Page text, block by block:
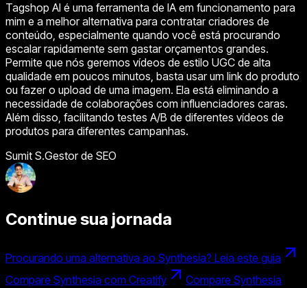
Tagshop AI é uma ferramenta de IA em funcionamento para
mim e a melhor alternativa para contratar criadores de
conteúdo, especialmente quando você está procurando
escalar rapidamente sem gastar orçamentos grandes.
Permite que nós geremos vídeos de estilo UGC de alta
qualidade em poucos minutos, basta usar um link do produto
ou fazer o upload de uma imagem. Ela está eliminando a
necessidade de colaborações com influenciadores caras.
Além disso, facilitando testes A/B de diferentes vídeos de
produtos para diferentes campanhas.
Sumit S.Gestor de SEO
Continue sua jornada
Procurando uma alternativa ao Synthesia? Leia este guia
Compare Synthesia com Creatify
Compare Synthesia